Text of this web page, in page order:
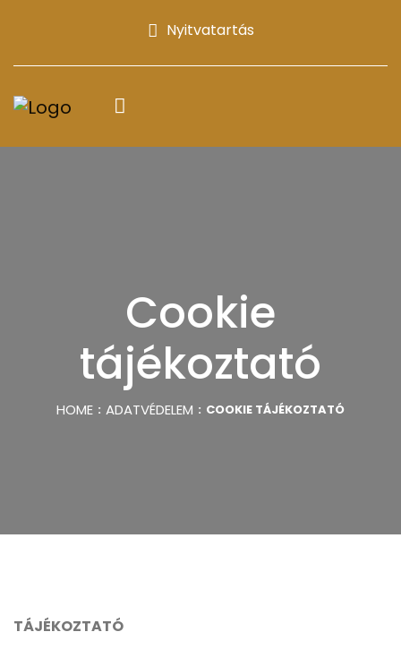
Nyitvatartás
Cookie
tájékoztató
HOME ADATVÉDELEM COOKIE TÁJÉKOZTATÓ
TÁJÉKOZTATÓ